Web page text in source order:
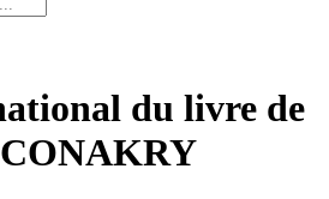
du livre de
CONAKRY